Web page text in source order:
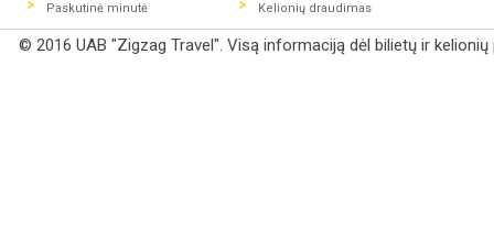
Paskutinė minutė
Kelionių draudimas
© 2016 UAB "Zigzag Travel". Visą informaciją dėl bilietų ir